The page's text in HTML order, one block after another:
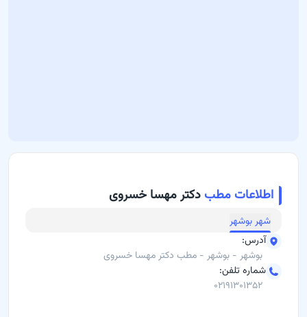
اطلاعات مطب دکتر مهسا خسروی
شهربوشهر
آدرس:
بوشهر - بوشهر - مطب دکتر مهسا خسروی
شماره تلفن:
۰۲۱۹۱۳۰۱۳۵۲